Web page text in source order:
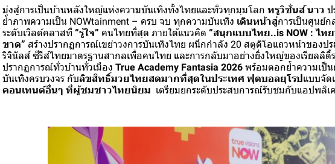
มุ่งสู่การเป็นบ้านหลังใหญ่แห่งความบันเทิงทั้งไทยและทั่วทุกมุมโลก ทรูวิชั่นส์ นาว ป
ย้ำภาพความเป็น NOWtainment – ครบ จบ ทุกความบันเทิง เดินหน้าสู่การเป็นศูนย์
ระดับเวิลด์คลาสที่ “รู้ใจ” คนไทยที่สุด ภายใต้แนวคิด “สนุกแบบไทย..is NOW : ไท
ขาด” สร้างปรากฏการณ์เขย่าวงการบันเทิงไทย ผนึกกำลัง 20 สตูดิโอแถวหน้าของป
ริจินัลส์ ซีรีส์ไทยมาตรฐานสากลเพื่อคนไทย และการกลับมาอย่างยิ่งใหญ่ของเรียลลิตี้
ปรากฏการณ์ทั่วบ้านทั่วเมือง True Academy Fantasia 2026 พร้อมตอกย้ำความเป็
บันเทิงครบวงจร กับลิขสิทธิ์มวยไทยสดมากที่สุดในประเทศ ฟุตบอลยุโรป แบบจัด
คอนเทนต์อื่นๆ ที่ผู้ชมชาวไทยนิยม เตรียมยกระดับประสบการณ์รับชมกับแอปพลิ